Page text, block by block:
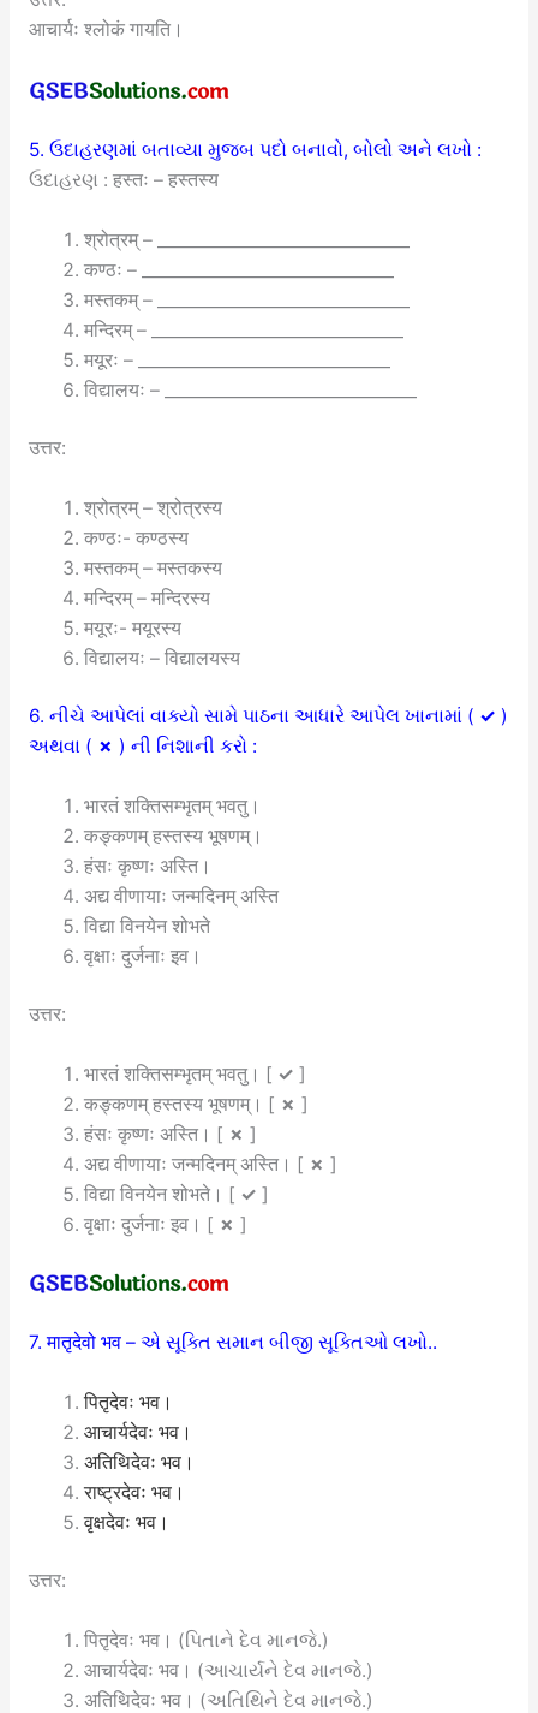
आचार्यः श्लोकं गायति।
5. ઉદાહરણમાં બતાવ્યા મુજબ પદો બનાવો, બોલો અને લખો :
ઉદાહરણ : हस्तः – हस्तस्य
श्रोत्रम् – ______________________________
कण्ठः – ______________________________
मस्तकम् – ______________________________
मन्दिरम् – ______________________________
मयूरः – ______________________________
विद्यालयः – ______________________________
उत्तर:
श्रोत्रम् – श्रोत्रस्य
कण्ठः- कण्ठस्य
मस्तकम् – मस्तकस्य
मन्दिरम् – मन्दिरस्य
मयूरः- मयूरस्य
विद्यालयः – विद्यालयस्य
6. નીચે આપેલાં વાક્યો સામે પાઠના આધારે આપેલ ખાનામાં ( ✓ )
અથવા ( ✗ ) ની નિશાની કરો :
भारतं शक्तिसम्भृतम् भवतु।
कङ्कणम् हस्तस्य भूषणम्।
हंसः कृष्णः अस्ति।
अद्य वीणायाः जन्मदिनम् अस्ति
विद्या विनयेन शोभते
वृक्षाः दुर्जनाः इव।
उत्तर:
भारतं शक्तिसम्भृतम् भवतु। [ ✓ ]
कङ्कणम् हस्तस्य भूषणम्। [ ✗ ]
हंसः कृष्णः अस्ति। [ ✗ ]
अद्य वीणायाः जन्मदिनम् अस्ति। [ ✗ ]
विद्या विनयेन शोभते । [ ✓ ]
वृक्षाः दुर्जनाः इव। [ ✗ ]
7. मातृदेवो भव – એ સૂક્તિ સમાન બીજી સૂક્તિઓ લખો..
पितृदेवः भव।
आचार्यदेवः भव।
अतिथिदेवः भव।
राष्ट्रदेवः भव।
वृक्षदेवः भव।
उत्तर:
पितृदेवः भव। (પિતાને દેવ માનજે.)
आचार्यदेवः भव। (આચાર્યને દેવ માનજે.)
अतिथिदेवः भव। (અતિથિને દેવ માનજે.)